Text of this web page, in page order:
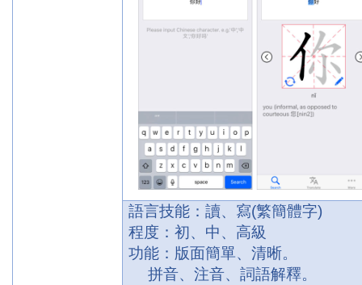
語言技能：讀、寫(繁簡體字)
程度：初、中、高級
功能：版面簡單、清晰。
拼音、注音、詞語解釋。